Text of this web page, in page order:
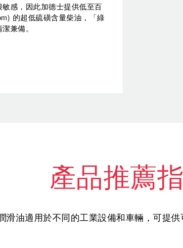
敏感，因此加德士提供低至百
的超低硫磺含量柴油，「綠
兼備。
產品推薦
滑油適用於不同的工業設備和車輛，可提供